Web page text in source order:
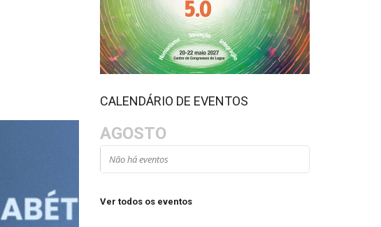
CALENDÁRIO DE EVENTOS
AGOSTO
Não há eventos
Ver todos os eventos